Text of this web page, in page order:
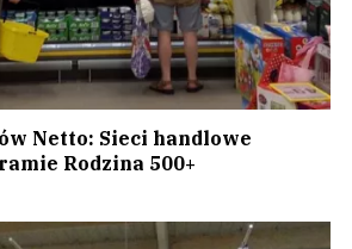
Netto: Sieci handlowe
Rodzina 500+